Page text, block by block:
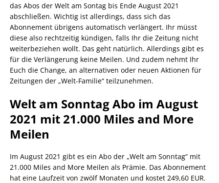
das Abos der Welt am Sontag bis Ende August 2021
abschließen. Wichtig ist allerdings, dass sich das
Abonnement übrigens automatisch verlängert. Ihr müsst
diese also rechtzeitig kündigen, falls Ihr die Zeitung nicht
weiterbeziehen wollt. Das geht natürlich. Allerdings gibt es
für die Verlängerung keine Meilen. Und zudem nehmt Ihr
Euch die Change, an alternativen oder neuen Aktionen für
Zeitungen der „Welt-Familie“ teilzunehmen.
Welt am Sonntag Abo im August
2021 mit 21.000 Miles and More
Meilen
Im August 2021 gibt es ein Abo der „Welt am Sonntag“ mit
21.000 Miles and More Meilen als Prämie. Das Abonnement
hat eine Laufzeit von zwölf Monaten und kostet 249,60 EUR.